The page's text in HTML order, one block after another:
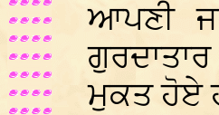
ਆਪਣੀ
ਮੁਕਤ ਹੋਏ